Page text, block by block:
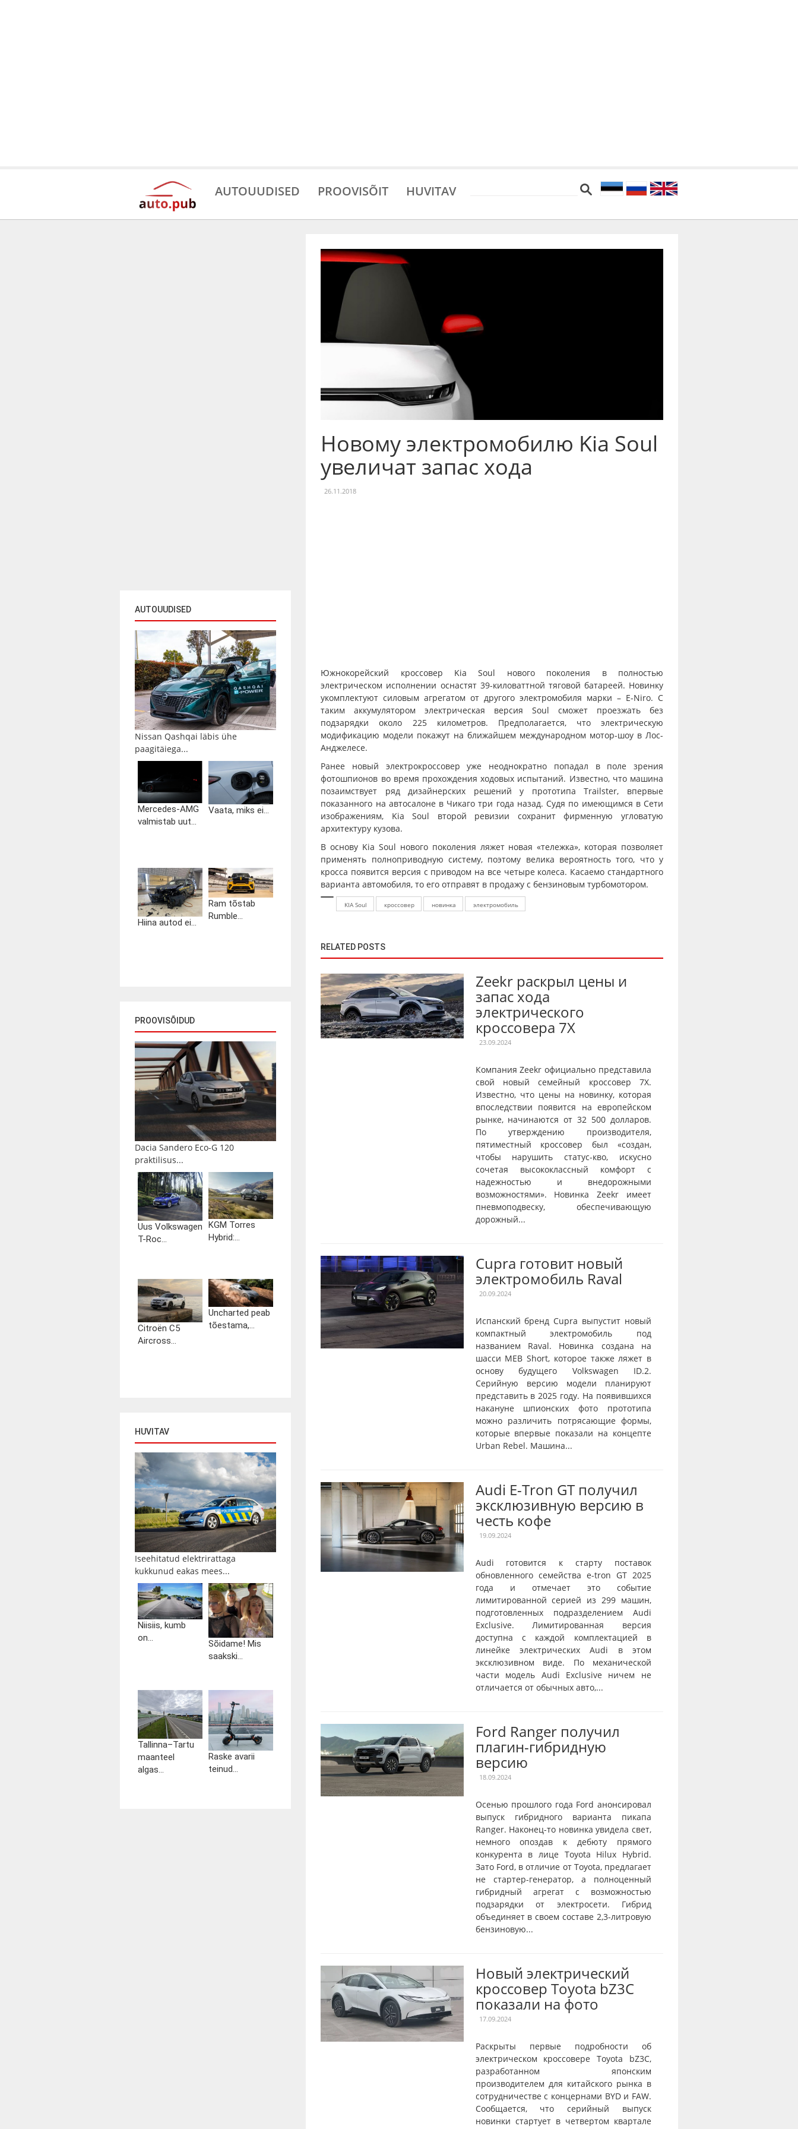
AUTOUUDISED PROOVISÕIT HUVITAV
AUTOUUDISED
Nissan Qashqai läbis ühe
paagitäiega...
Mercedes-AMG
valmistab uut...
Vaata, miks ei...
Hiina autod ei...
Ram tõstab
Rumble...
PROOVISÕIDUD
Dacia Sandero Eco-G 120
praktilisus...
Uus Volkswagen
T-Roc...
KGM Torres
Hybrid:...
Citroën C5
Aircross...
Uncharted peab
tõestama,...
HUVITAV
Iseehitatud elektrirattaga
kukkunud eakas mees...
Niisiis, kumb
on...
Sõidame! Mis
saakski...
Tallinna–Tartu
maanteel
algas...
Raske avarii
teinud...
Новому электромобилю Kia Soul
увеличат запас хода
26.11.2018
Южнокорейский кроссовер Kia Soul нового поколения в полностью
электрическом исполнении оснастят 39-киловаттной тяговой батареей. Новинку
укомплектуют силовым агрегатом от другого электромобиля марки – E-Niro. С
таким аккумулятором электрическая версия Soul сможет проезжать без
подзарядки около 225 километров. Предполагается, что электрическую
модификацию модели покажут на ближайшем международном мотор-шоу в Лос-
Анджелесе.
Ранее новый электрокроссовер уже неоднократно попадал в поле зрения
фотошпионов во время прохождения ходовых испытаний. Известно, что машина
позаимствует ряд дизайнерских решений у прототипа Trailster, впервые
показанного на автосалоне в Чикаго три года назад. Судя по имеющимся в Сети
изображениям, Kia Soul второй ревизии сохранит фирменную угловатую
архитектуру кузова.
В основу Kia Soul нового поколения ляжет новая «тележка», которая позволяет
применять полноприводную систему, поэтому велика вероятность того, что у
кросса появится версия с приводом на все четыре колеса. Касаемо стандартного
варианта автомобиля, то его отправят в продажу с бензиновым турбомотором.
KIA Soul кроссовер новинка электромобиль
RELATED POSTS
Zeekr раскрыл цены и
запас хода
электрического
кроссовера 7X
23.09.2024
Компания Zeekr официально представила
свой новый семейный кроссовер 7X.
Известно, что цены на новинку, которая
впоследствии появится на европейском
рынке, начинаются от 32 500 долларов.
По утверждению производителя,
пятиместный кроссовер был «создан,
чтобы нарушить статус-кво, искусно
сочетая высококлассный комфорт с
надежностью и внедорожными
возможностями». Новинка Zeekr имеет
пневмоподвеску, обеспечивающую
дорожный...
Cupra готовит новый
электромобиль Raval
20.09.2024
Испанский бренд Cupra выпустит новый
компактный электромобиль под
названием Raval. Новинка создана на
шасси MEB Short, которое также ляжет в
основу будущего Volkswagen ID.2.
Серийную версию модели планируют
представить в 2025 году. На появившихся
накануне шпионских фото прототипа
можно различить потрясающие формы,
которые впервые показали на концепте
Urban Rebel. Машина...
Audi E-Tron GT получил
эксклюзивную версию в
честь кофе
19.09.2024
Audi готовится к старту поставок
обновленного семейства e-tron GT 2025
года и отмечает это событие
лимитированной серией из 299 машин,
подготовленных подразделением Audi
Exclusive. Лимитированная версия
доступна с каждой комплектацией в
линейке электрических Audi в этом
эксклюзивном виде. По механической
части модель Audi Exclusive ничем не
отличается от обычных авто,...
Ford Ranger получил
плагин-гибридную
версию
18.09.2024
Осенью прошлого года Ford анонсировал
выпуск гибридного варианта пикапа
Ranger. Наконец-то новинка увидела свет,
немного опоздав к дебюту прямого
конкурента в лице Toyota Hilux Hybrid.
Зато Ford, в отличие от Toyota, предлагает
не стартер-генератор, а полноценный
гибридный агрегат с возможностью
подзарядки от электросети. Гибрид
объединяет в своем составе 2,3-литровую
бензиновую...
Новый электрический
кроссовер Toyota bZ3C
показали на фото
17.09.2024
Раскрыты первые подробности об
электрическом кроссовере Toyota bZ3C,
разработанном японским
производителем для китайского рынка в
сотрудничестве с концернами BYD и FAW.
Сообщается, что серийный выпуск
новинки стартует в четвертом квартале